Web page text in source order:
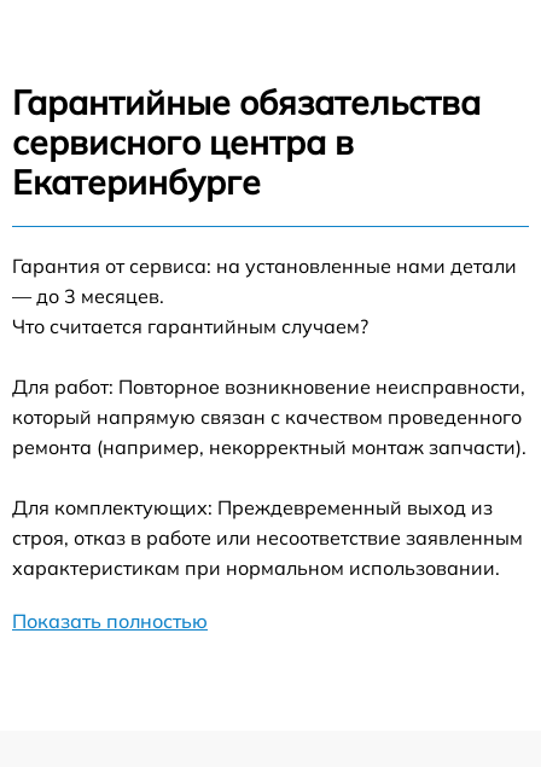
Гарантийные обязательства
сервисного центра в
Екатеринбурге
Гарантия от сервиса: на установленные нами детали
— до 3 месяцев.
Что считается гарантийным случаем?
Для работ: Повторное возникновение неисправности,
который напрямую связан с качеством проведенного
ремонта (например, некорректный монтаж запчасти).
Для комплектующих: Преждевременный выход из
строя, отказ в работе или несоответствие заявленным
характеристикам при нормальном использовании.
Показать полностью